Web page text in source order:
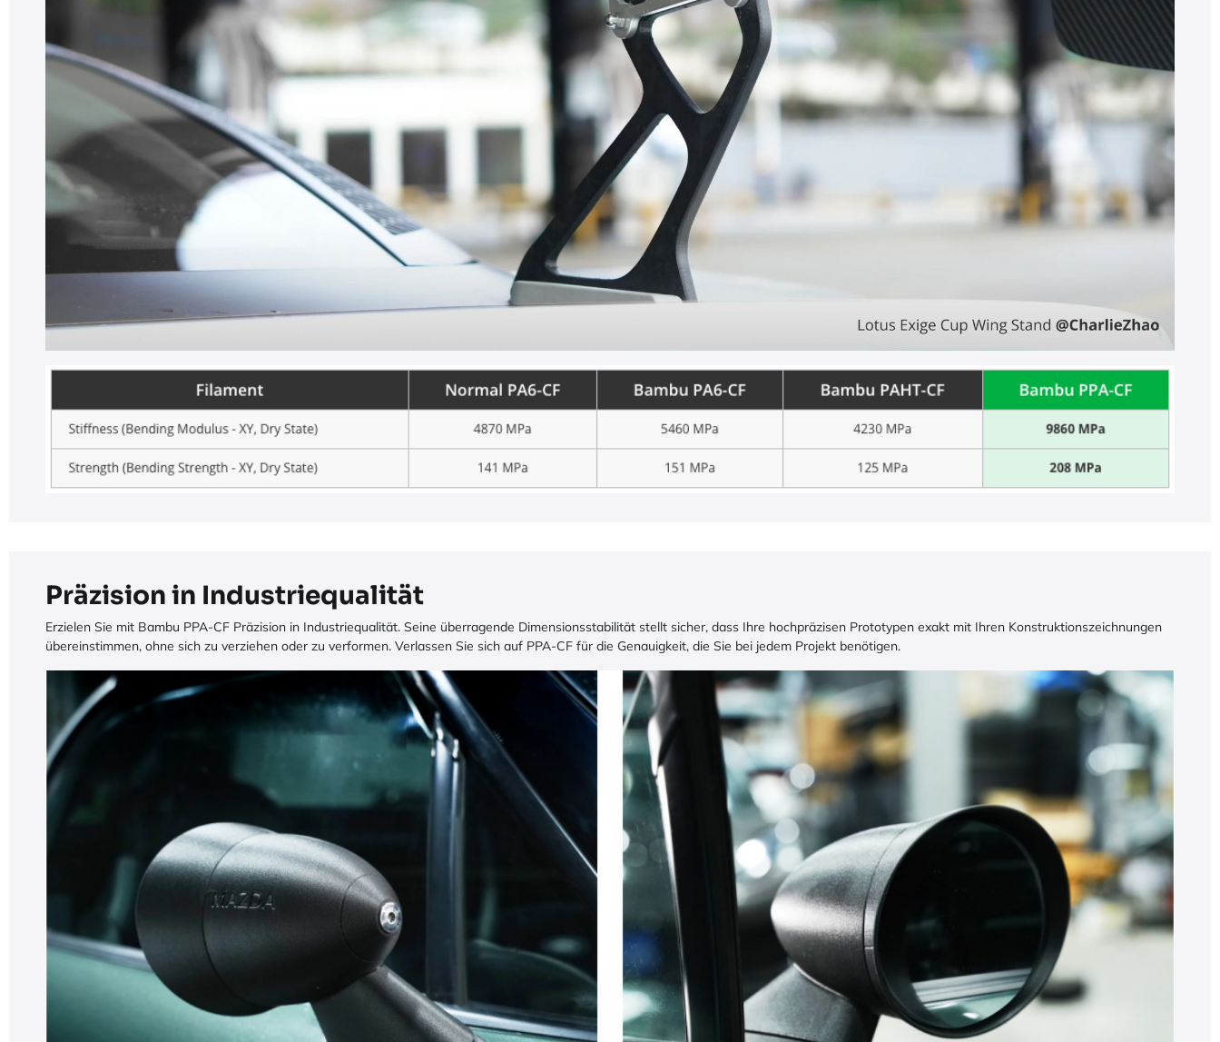
Präzision in Industriequalität
Erzielen Sie mit Bambu PPA-CF Präzision in Industriequalität. Seine überragende Dimensionsstabilität stellt sicher, dass Ihre hochpräzisen Prototypen exakt mit Ihren Konstruktionszeichnungen
übereinstimmen, ohne sich zu verziehen oder zu verformen. Verlassen Sie sich auf PPA-CF für die Genauigkeit, die Sie bei jedem Projekt benötigen.